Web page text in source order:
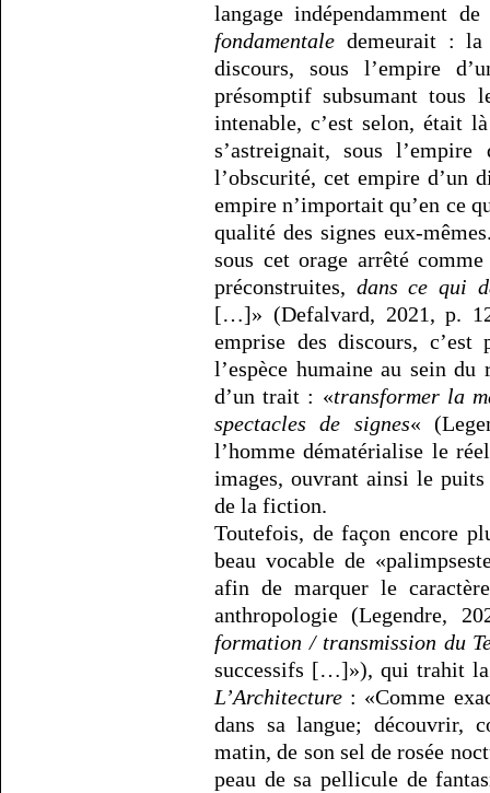
langage indépendamment
fondamentale demeurait : la
discours, sous l’empire
présomptif subsumant
intenable, c’est selon, était
s’astreignait, sous
l’obscurité, cet empire d’un
empire n’importait qu’en ce
qualité des signes eux-
sous cet orage arrêté
préconstruites, dans ce qui
[…]» (Defalvard, 2021, p.
emprise des discours,
l’espèce humaine au sein
d’un trait : «transformer la
spectacles de signes«
l’homme dématérialise le
images, ouvrant ainsi le
de la fiction.
Toutefois, de façon encore
beau vocable de
afin de marquer le
anthropologie
formation / transmission du
successifs […]»), qui trahit la
L’Architecture : «Comme
dans sa langue; découvrir,
matin, de son sel de rosée
peau de sa pellicule de